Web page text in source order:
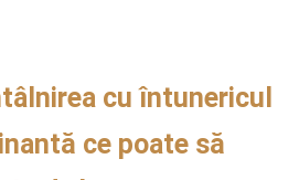
cuîntunericul
ă ce poate să